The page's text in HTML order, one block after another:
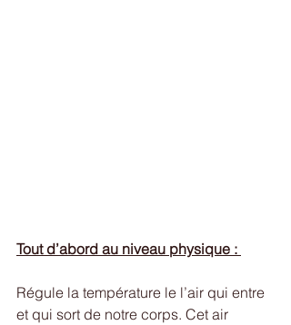
Tout d’abord au niveau physique :
Régule la température le l’air qui entre
et qui sort de notre corps. Cet air